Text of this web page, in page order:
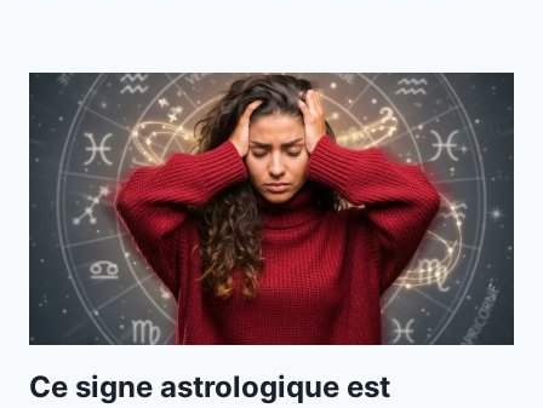
Ce signe astrologique est